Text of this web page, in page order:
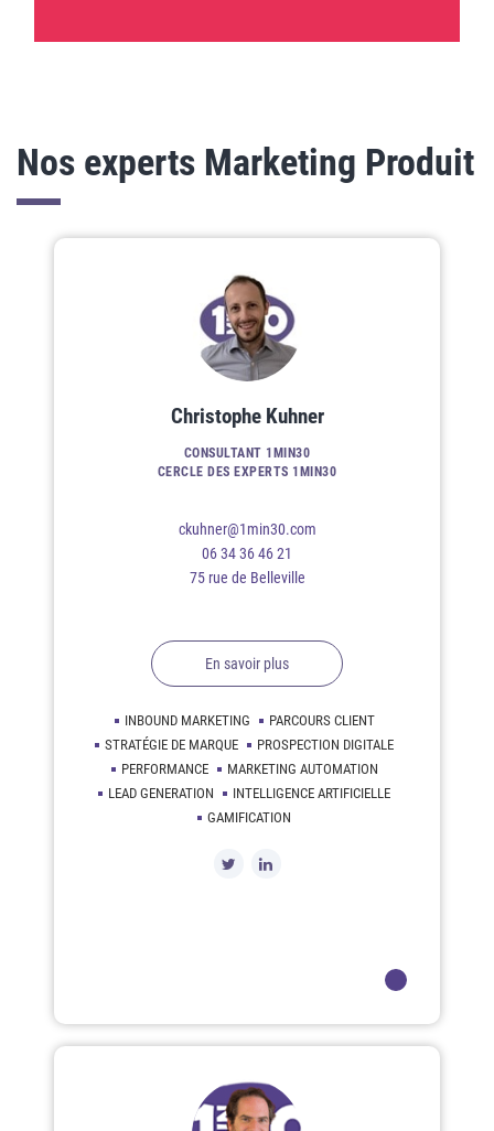
Nos experts Marketing Produit
Christophe Kuhner
CONSULTANT 1MIN30
CERCLE DES EXPERTS 1MIN30
ckuhner@1min30.com
06 34 36 46 21
75 rue de Belleville
En savoir plus
INBOUND MARKETING
PARCOURS CLIENT
STRATÉGIE DE MARQUE
PROSPECTION DIGITALE
PERFORMANCE
MARKETING AUTOMATION
LEAD GENERATION
INTELLIGENCE ARTIFICIELLE
GAMIFICATION